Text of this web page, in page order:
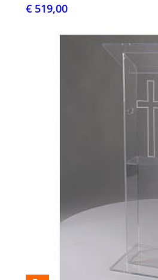
€ 519,00